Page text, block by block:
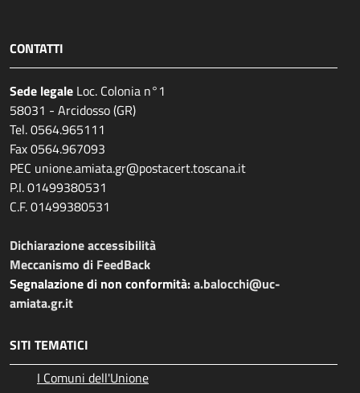
CONTATTI
Sede legale Loc. Colonia n°1
58031 - Arcidosso (GR)
Tel. 0564.965111
Fax 0564.967093
PEC unione.amiata.gr@postacert.toscana.it
P.I. 01499380531
C.F. 01499380531
Dichiarazione accessibilità
Meccanismo di FeedBack
Segnalazione di non conformità:a.balocchi@uc-
amiata.gr.it
SITI TEMATICI
I Comuni dell'Unione